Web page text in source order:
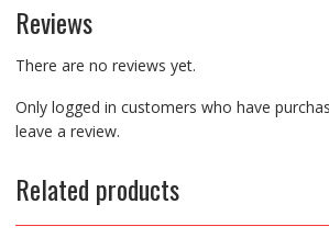
Reviews
There are no reviews yet.
Only logged in customers who have
leave a review.
Related products